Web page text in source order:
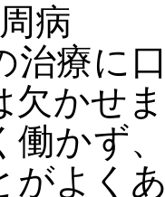
病
治療に
欠かせ
働かず
がよく